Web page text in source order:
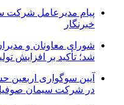
پیام مدیرعامل شرکت
خبرنگار
شورای معاونان و
شد؛ تأکید بر افزایش
آیین سوگواری اربعین
در شرکت سیمان